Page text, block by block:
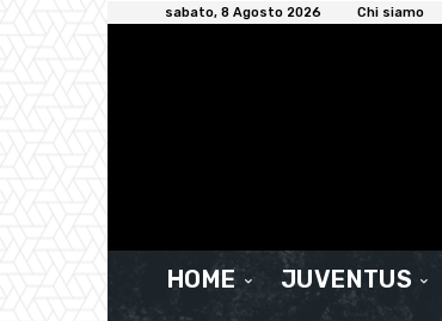
sabato, 8 Agosto 2026 Chi siamo
HOME JUVENTUS